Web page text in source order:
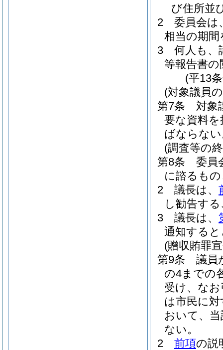
び住所並
2
委員会は
相当の期
3
何人も、
等報告書
(平13
(対象議員
第7条
対象
要な資料
ばならな
(調査等の
第8条
委員
に諮るも
2
議長は、
し勧告す
3
議長は、
通知する
(贈収賄罪
第9条
議員
の4までの
受け、な
は市民に
おいて、
ない。
2
前項の説